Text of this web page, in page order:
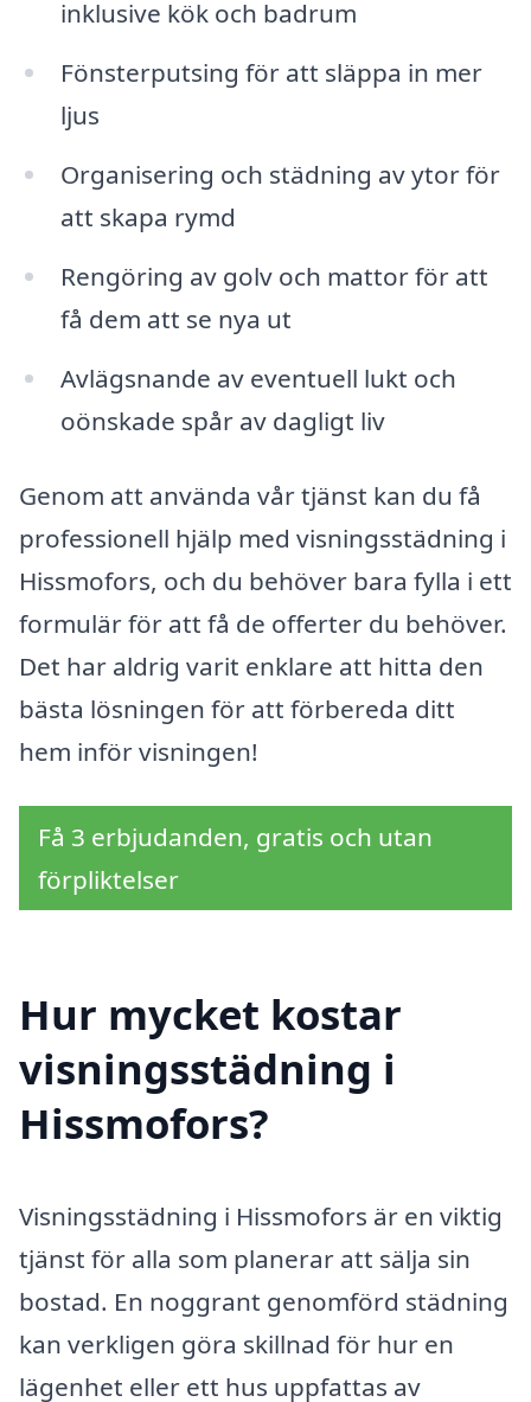
inklusive kök och badrum
Fönsterputsing för att släppa in mer
ljus
Organisering och städning av ytor för
att skapa rymd
Rengöring av golv och mattor för att
få dem att se nya ut
Avlägsnande av eventuell lukt och
oönskade spår av dagligt liv
Genom att använda vår tjänst kan du få
professionell hjälp med visningsstädning i
Hissmofors, och du behöver bara fylla i ett
formulär för att få de offerter du behöver.
Det har aldrig varit enklare att hitta den
bästa lösningen för att förbereda ditt
hem inför visningen!
Få 3 erbjudanden, gratis och utan
förpliktelser
Hur mycket kostar
visningsstädning i
Hissmofors?
Visningsstädning i Hissmofors är en viktig
tjänst för alla som planerar att sälja sin
bostad. En noggrant genomförd städning
kan verkligen göra skillnad för hur en
lägenhet eller ett hus uppfattas av